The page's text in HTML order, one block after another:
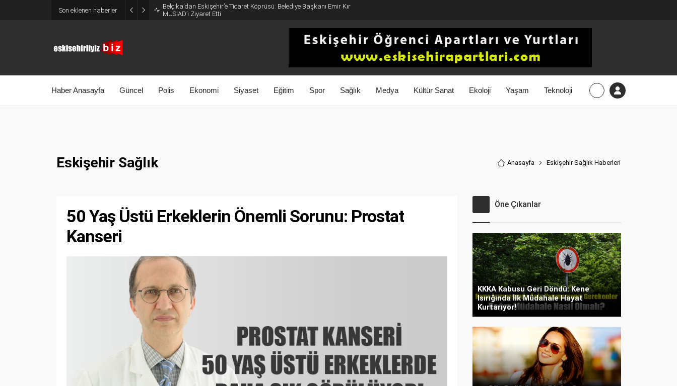
Son eklenen haberler
Belçika’dan Eskişehir’e Ticaret Köprüsü: Belediye Başkanı Emir Kır
MÜSİAD’ı Ziyaret Etti
Haber Anasayfa Güncel Polis Ekonomi Siyaset Eğitim Spor Sağlık Medya Kültür Sanat Ekoloji Yaşam Teknoloji
Eskişehir Sağlık Anasayfa Eskişehir Sağlık Haberleri
50 Yaş Üstü Erkeklerin Önemli Sorunu: Prostat
Kanseri
Öne Çıkanlar
KKKA Kabusu Geri Döndü: Kene
Isırığında İlk Müdahale Hayat
Kurtarıyor!